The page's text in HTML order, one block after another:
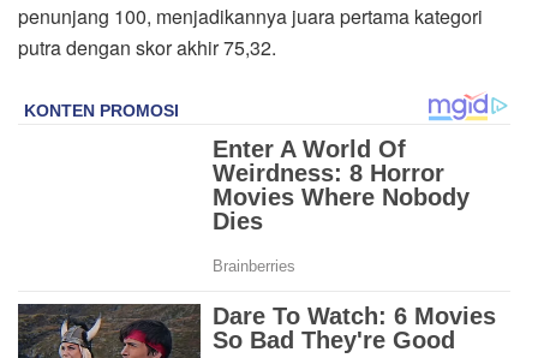
penunjang 100, menjadikannya juara pertama kategori
putra dengan skor akhir 75,32.